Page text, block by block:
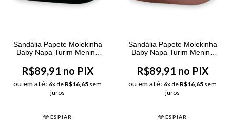
Sandália Papete Molekinha
Baby Napa Turim Menina
R$89,91 no PIX
ou em até: 6x de R$16,65 sem
juros
ESPIAR
Sandália Papete Molekinha
Baby Napa Turim Menina
R$89,91 no PIX
ou em até: 6x de R$16,65 sem
juros
ESPIAR